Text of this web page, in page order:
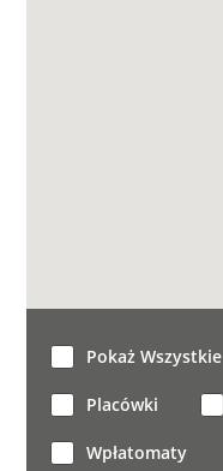
Pokaż Wszystkie
Placówki
Wpłatomaty